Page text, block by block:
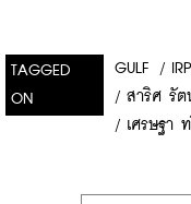
TAGGED
ON
GULF /
/ สาริศ รัต
/ เศรษฐา